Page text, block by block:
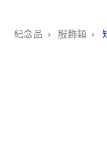
紀念品 › 服飾類 ›